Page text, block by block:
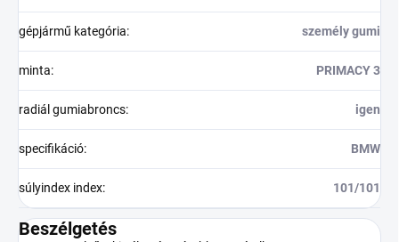
gépjármű kategória: személy gumi
minta: PRIMACY 3
radiál gumiabroncs: igen
specifikáció: BMW
súlyindex index: 101/101
Beszélgetés